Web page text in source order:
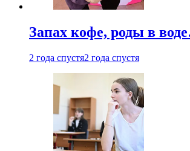
Запах кофе, роды в
2 года спустя2 года спустя